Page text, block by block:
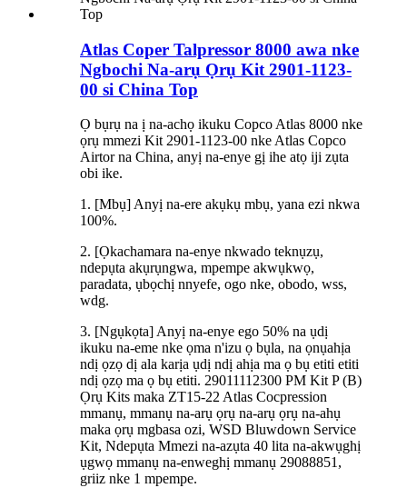
Atlas Coper Talpressor 8000 awa nke
Ngbochi Na-arụ Ọrụ Kit 2901-1123-
00 si China Top
Ọ bụrụ na ị na-achọ ikuku Copco Atlas 8000 nke
ọrụ mmezi Kit 2901-1123-00 nke Atlas Copco
Airtor na China, anyị na-enye gị ihe atọ iji zụta
obi ike.
1. [Mbụ] Anyị na-ere akụkụ mbụ, yana ezi nkwa
100%.
2. [Ọkachamara na-enye nkwado teknụzụ,
ndepụta akụrụngwa, mpempe akwụkwọ,
paradata, ụbọchị nnyefe, ogo nke, obodo, wss,
wdg.
3. [Ngụkọta] Anyị na-enye ego 50% na ụdị
ikuku na-eme nke ọma n'izu ọ bụla, na ọnụahịa
ndị ọzọ dị ala karịa ụdị ndị ahịa ma ọ bụ etiti etiti
ndị ọzọ ma ọ bụ etiti. 29011112300 PM Kit P (B)
Ọrụ Kits maka ZT15-22 Atlas Cocpression
mmanụ, mmanụ na-arụ ọrụ na-arụ ọrụ na-ahụ
maka ọrụ mgbasa ozi, WSD Bluwdown Service
Kit, Ndepụta Mmezi na-azụta 40 lita na-akwụghị
ụgwọ mmanụ na-enweghị mmanụ 29088851,
griiz nke 1 mpempe.